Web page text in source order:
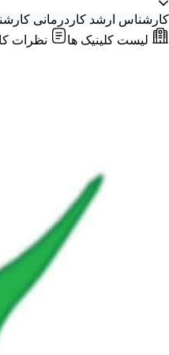
کارشناس ارشد کاردرمانی
لیست کلینیک ها
نظرات